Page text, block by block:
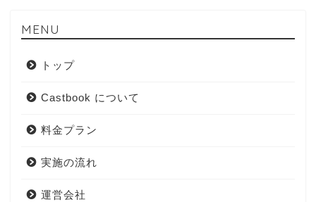
MENU
トップ
Castbook について
料金プラン
実施の流れ
運営会社